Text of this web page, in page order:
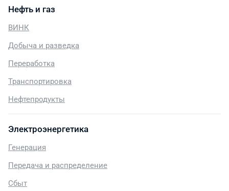
Нефть и газ
ВИНК
Добыча и разведка
Переработка
Транспортировка
Нефтепродукты
Электроэнергетика
Генерация
Передача и распределение
Сбыт